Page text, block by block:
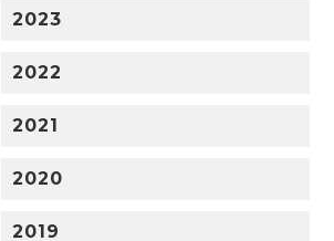
2023
2022
2021
2020
2019